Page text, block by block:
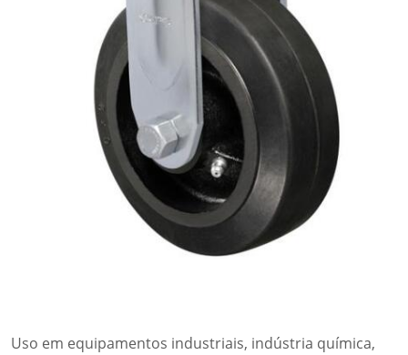
Uso em equipamentos industriais, indústria química,